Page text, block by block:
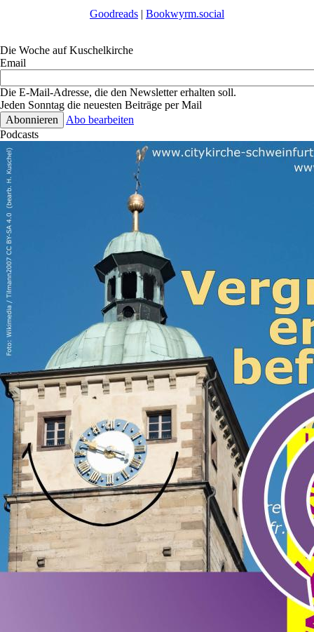
Goodreads | Bookwyrm.social
Die Woche auf Kuschelkirche
Email
Die E-Mail-Adresse, die den Newsletter erhalten soll.
Jeden Sonntag die neuesten Beiträge per Mail
Abo bearbeiten
Podcasts